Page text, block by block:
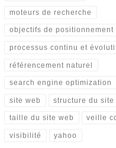
moteurs de recherche
objectifs de positionnement
processus continu et
référencement naturel
search engine optimization
site web structure du site
taille du site web veille
visibilité yahoo